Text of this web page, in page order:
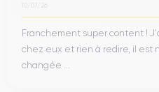
10/07/26
Franchement super content !
chez eux et rien à redire, il est
changée ...